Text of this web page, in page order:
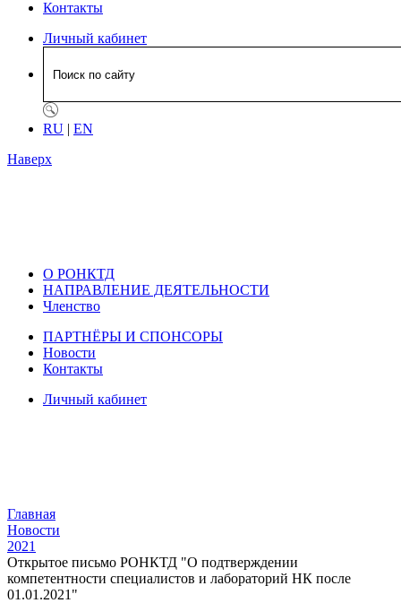
Контакты
Личный кабинет
RU | EN
Наверх
О РОНКТД
НАПРАВЛЕНИЕ ДЕЯТЕЛЬНОСТИ
Членство
ПАРТНЁРЫ И СПОНСОРЫ
Новости
Контакты
Личный кабинет
Главная
Новости
2021
Открытое письмо РОНКТД "О подтверждении
компетентности специалистов и лабораторий НК после
01.01.2021"